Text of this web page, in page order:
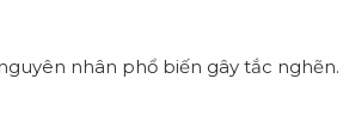
nhân phổ biến gây tắc nghẽn.